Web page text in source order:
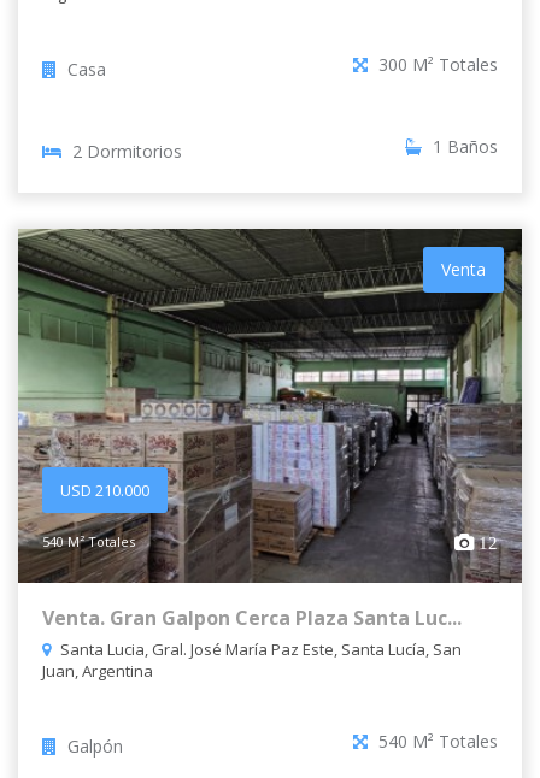
Casa 300 M² Totales
2 Dormitorios 1 Baños
Venta
USD 210.000
540 M² Totales 12
Venta. Gran Galpon Cerca Plaza Santa Luc...
Santa Lucia, Gral. José María Paz Este, Santa Lucía, San
Juan, Argentina
Galpón 540 M² Totales